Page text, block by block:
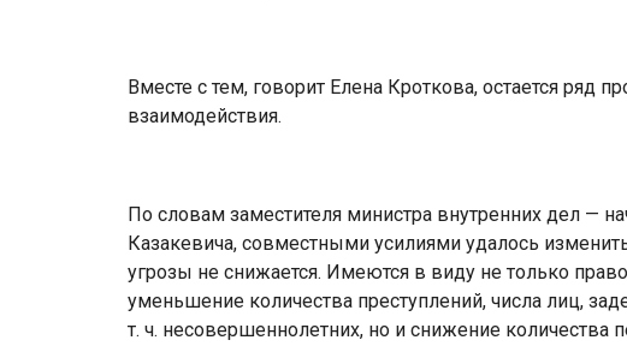
Вместе с тем, говорит Елена Кроткова, остается ряд
взаимодействия.
По словам заместителя министра внутренних дел —
Казакевича, совместными усилиями удалось
угрозы не снижается. Имеются в виду не только
уменьшение количества преступлений, числа лиц,
т. ч. несовершеннолетних, но и снижение